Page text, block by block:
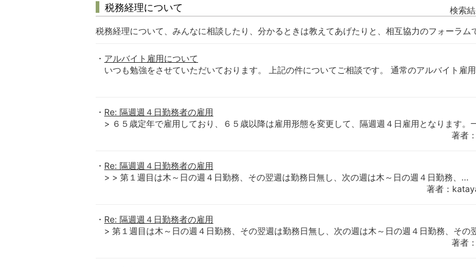
税務経理について 検索
税務経理について、みんなに相談したり、分かるときは教えてあげたりと、相互協力のフォーラム
アルバイト雇用について
いつも勉強をさせていただいております。 上記の件についてご相談です。 通常のアルバイト雇
Re: 隔週週４日勤務者の雇用
> ６５歳定年で雇用しており、６５歳以降は雇用形態を変更して、隔週週４日雇用となります。
著者
Re: 隔週週４日勤務者の雇用
> > 第１週目は木～日の週４日勤務、その翌週は勤務日無し、次の週は木～日の週４日勤務、...
著者：
Re: 隔週週４日勤務者の雇用
> 第１週目は木～日の週４日勤務、その翌週は勤務日無し、次の週は木～日の週４日勤務、その
著者